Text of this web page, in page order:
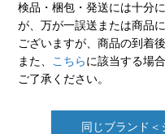
検品・梱包・発送には十分
が、万が一誤送または商品
ございますが、商品の到着
また、 こちらに該当する場
ご了承ください。
同じブランド＜